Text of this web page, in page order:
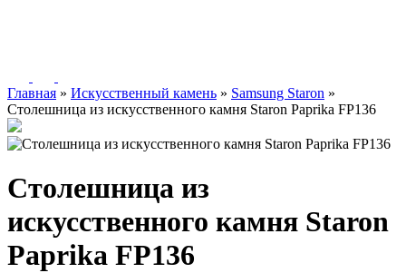
Главная » Искусственный камень » Samsung Staron »
Столешница из искусственного камня Staron Paprika FP136
Столешница из
искусственного камня Staron
Paprika FP136